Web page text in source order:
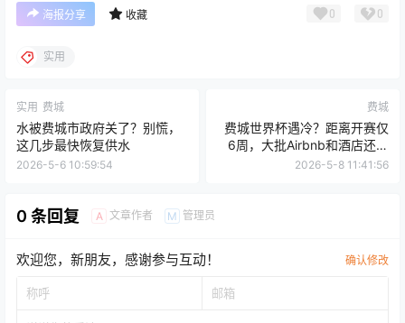
海报分享 收藏 0 0
实用
实用 费城
水被费城市政府关了？别慌，
这几步最快恢复供水
2026-5-6 10:59:54
费城
费城世界杯遇冷？距离开赛仅
6周，大批Airbnb和酒店还空
着
2026-5-8 11:41:56
0 条回复 A 文章作者 M 管理员
欢迎您，新朋友，感谢参与互动！ 确认修改